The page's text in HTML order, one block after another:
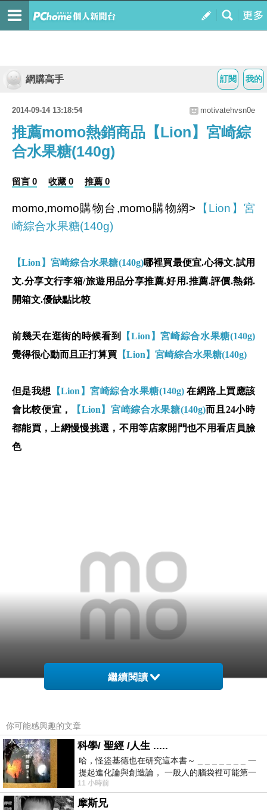
我的
訂閱
網購高手
2014-09-14 13:18:54 motivatehvsn0e
推薦momo熱銷商品【Lion】宮崎綜
合水果糖(140g)
留言 0 收藏 0 推薦 0
momo,momo購物台,momo購物網> 【Lion】宮
崎綜合水果糖(140g)
【Lion】宮崎綜合水果糖(140g)哪裡買最便宜.心得文.試用
文.分享文行李箱/旅遊用品分享推薦.好用.推薦.評價.熱銷.
開箱文.優缺點比較
前幾天在逛街的時候看到
【Lion】宮崎綜合水果糖(140g)
覺得很心動而且正打算買 【Lion】宮崎綜合水果糖(140g)
但是我想 【Lion】宮崎綜合水果糖(140g)在網路上買應該
會比較便宜，
【Lion】宮崎綜合水果糖(140g)而且24小時
都能買，上網慢慢挑選，不用等店家開門也不用看店員臉
色
商品網址
http://www.momoshop.com.tw/goods/GoodsDet
ail.jsp?
i_code=2270648&memid=6000000188&cid=a
繼續閱讀
你可能感興趣的文章
科學/ 聖經 /人生 .....
哈，怪盜基德也在研究這本書～ _ _ _ _ _ _ _ 一
提起進化論與創造論， 一般人的腦袋裡可能第一
時間就有「 進化論很科
11 小時前
摩斯兄